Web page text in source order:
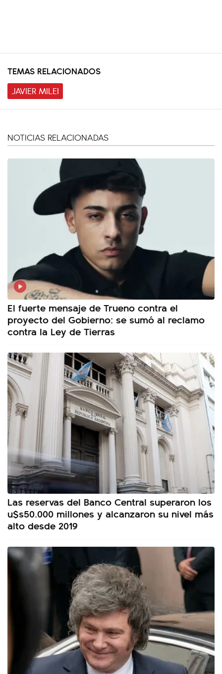
TEMAS RELACIONADOS
JAVIER MILEI
NOTICIAS RELACIONADAS
El fuerte mensaje de Trueno contra el
proyecto del Gobierno: se sumó al reclamo
contra la Ley de Tierras
Las reservas del Banco Central superaron los
u$s50.000 millones y alcanzaron su nivel más
alto desde 2019